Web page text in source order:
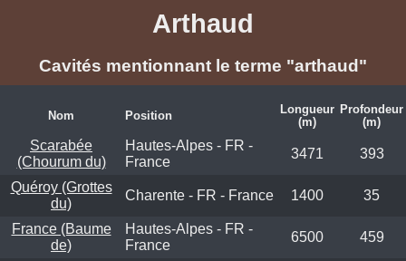
Arthaud
Cavités mentionnant le terme "arthaud"
Nom Position
Longueur
(m)
Profondeur
(m)
Scarabée
(Chourum du)
Hautes-Alpes - FR -
France
3471 393
Quéroy (Grottes
du)
Charente - FR - France 1400 35
France (Baume
de)
Hautes-Alpes - FR -
France
6500 459